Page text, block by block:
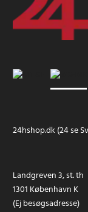
24hshop.dk (24 se
Landgreven 3, st. th
1301 København K
(Ej besøgsadresse)